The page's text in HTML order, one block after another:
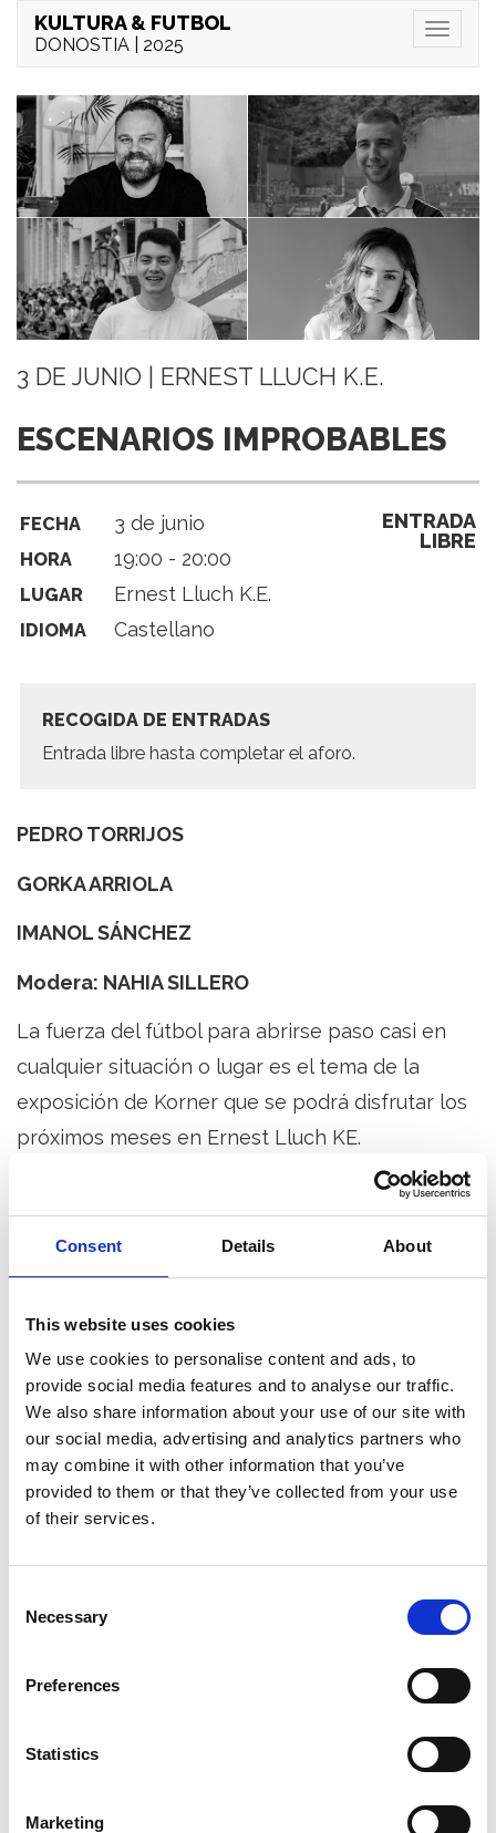
Consent Details About
This website uses cookies
We use cookies to personalise content and ads, to
provide social media features and to analyse our traffic.
We also share information about your use of our site with
our social media, advertising and analytics partners who
may combine it with other information that you’ve
provided to them or that they’ve collected from your use
of their services.
Selection
Necessary
Preferences
Statistics
Marketing
Menu
KULTURA & FUTBOL
DONOSTIA | 2025
3 DE JUNIO | ERNEST LLUCH K.E.
ESCENARIOS IMPROBABLES
FECHA 3 de junio
HORA 19:00 - 20:00
LUGAR Ernest Lluch K.E.
IDIOMA Castellano
ENTRADA
LIBRE
RECOGIDA DE ENTRADAS
Entrada libre hasta completar el aforo.
PEDRO TORRIJOS
GORKA ARRIOLA
IMANOL SÁNCHEZ
Modera: NAHIA SILLERO
La fuerza del fútbol para abrirse paso casi en
cualquier situación o lugar es el tema de la
exposición de Korner que se podrá disfrutar los
próximos meses en Ernest Lluch KE.
Esa es también la idea que explora esta charla.
Pedro Torrijos, un arquitecto reconvertido en
contador de historias que fascinan a miles de
improbables de todo el mundo que surgen de
esa pasión imparable por el fútbol. Y del mundo
al barrio: lo acompañará un grupo de amigos que
ha creado en Intxaurrondo un campeonato
llamado 'Kingtxaleague', un proyecto que sirve
para unir a una comunidad y que pone el foco
VOLVER